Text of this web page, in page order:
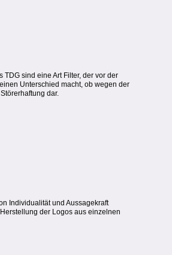
sind eine Art Filter, der vor der
Unterschied macht, ob wegen der
dar.
Individualität und Aussagekraft
der Logos aus einzelnen